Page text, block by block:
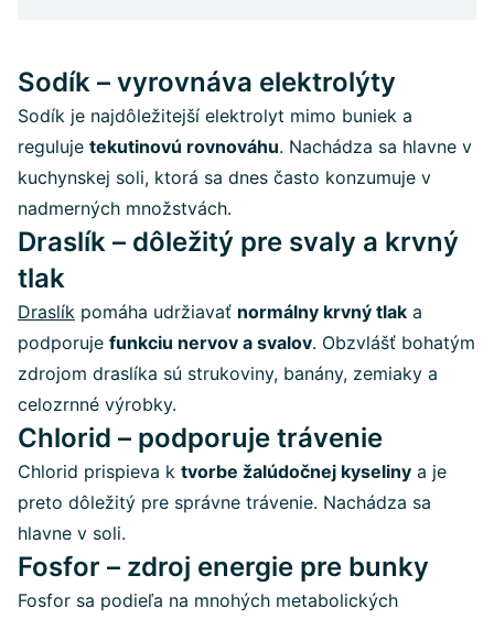
Sodík – vyrovnáva elektrolýty
Sodík je najdôležitejší elektrolyt mimo buniek a
reguluje tekutinovú rovnováhu. Nachádza sa hlavne v
kuchynskej soli, ktorá sa dnes často konzumuje v
nadmerných množstvách.
Draslík – dôležitý pre svaly a krvný
tlak
Draslík pomáha udržiavať normálny krvný tlak a
podporuje funkciu nervov a svalov. Obzvlášť bohatým
zdrojom draslíka sú strukoviny, banány, zemiaky a
celozrnné výrobky.
Chlorid – podporuje trávenie
Chlorid prispieva k tvorbe žalúdočnej kyseliny a je
preto dôležitý pre správne trávenie. Nachádza sa
hlavne v soli.
Fosfor – zdroj energie pre bunky
Fosfor sa podieľa na mnohých metabolických